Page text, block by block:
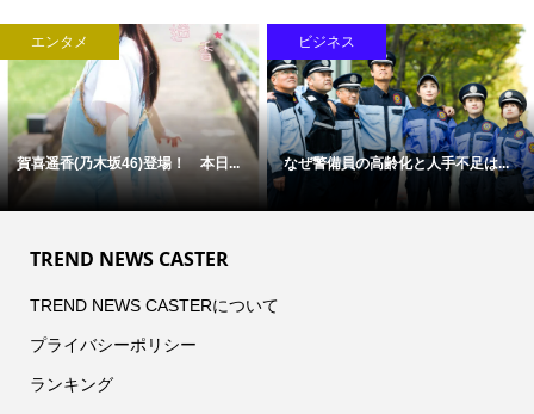
エンタメ
賀喜遥香(乃木坂46)登場！ 本日...
ビジネス
なぜ警備員の高齢化と人手不足は...
TREND NEWS CASTER
TREND NEWS CASTERについて
プライバシーポリシー
ランキング